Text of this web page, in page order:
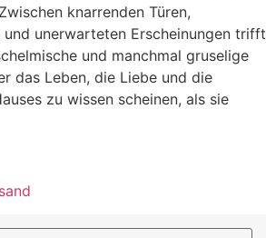
knarrenden Türen,
unerwarteten Erscheinungen trifft
und manchmal gruselige
das Leben, die Liebe und die
zu wissen scheinen, als sie